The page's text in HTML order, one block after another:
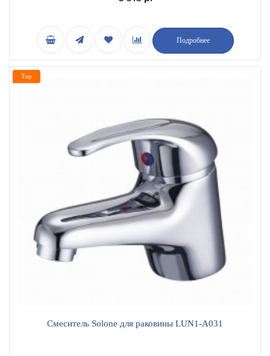
Подробнее
Смеситель Solone для раковины LUN1-A031
Top